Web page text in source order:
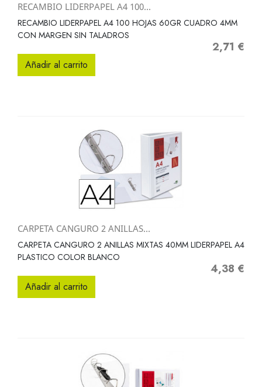
RECAMBIO LIDERPAPEL A4 100...
RECAMBIO LIDERPAPEL A4 100 HOJAS 60GR CUADRO 4MM
CON MARGEN SIN TALADROS
Precio
2,71 €
Añadir al carrito
CARPETA CANGURO 2 ANILLAS...
CARPETA CANGURO 2 ANILLAS MIXTAS 40MM LIDERPAPEL A4
PLASTICO COLOR BLANCO
Precio
4,38 €
Añadir al carrito